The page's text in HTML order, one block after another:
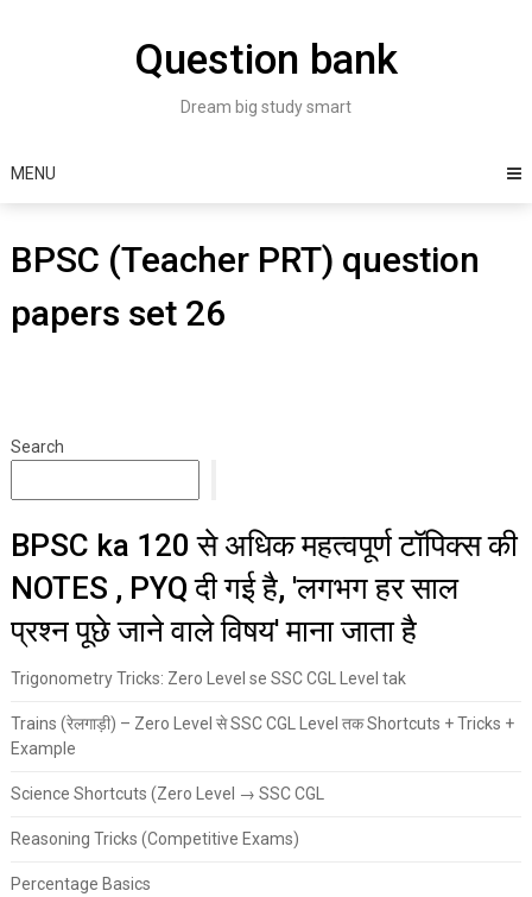
Question bank
Dream big study smart
MENU
BPSC (Teacher PRT) question
papers set 26
Search
BPSC ka 120 से अधिक महत्वपूर्ण टॉपिक्स की
NOTES , PYQ दी गई है, 'लगभग हर साल
प्रश्न पूछे जाने वाले विषय' माना जाता है
Trigonometry Tricks: Zero Level se SSC CGL Level tak
Trains (रेलगाड़ी) – Zero Level से SSC CGL Level तक Shortcuts + Tricks +
Example
Science Shortcuts (Zero Level → SSC CGL
Reasoning Tricks (Competitive Exams)
Percentage Basics